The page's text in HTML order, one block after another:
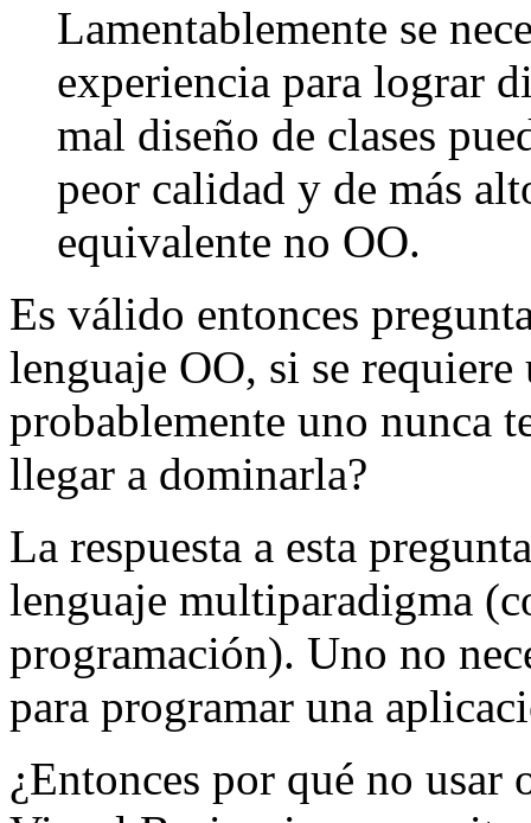
Lamentablemente se
experiencia para lograr
mal diseño de clases
peor calidad y de más
equivalente no OO.
Es válido entonces
lenguaje OO, si se
probablemente uno nunca
llegar a dominarla?
La respuesta a esta
lenguaje multiparadigma
programación). Uno no
para programar una
¿Entonces por qué no